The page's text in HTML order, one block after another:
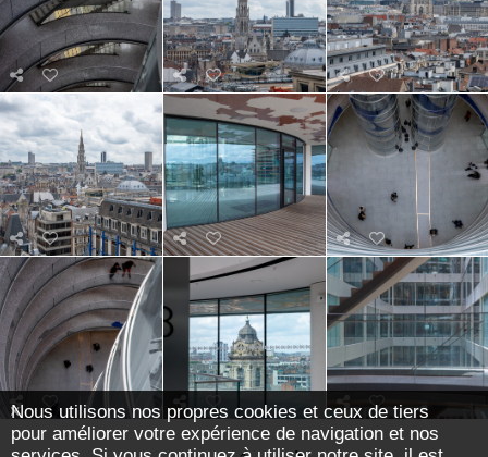
Nous utilisons nos propres cookies et ceux de tiers
pour améliorer votre expérience de navigation et nos